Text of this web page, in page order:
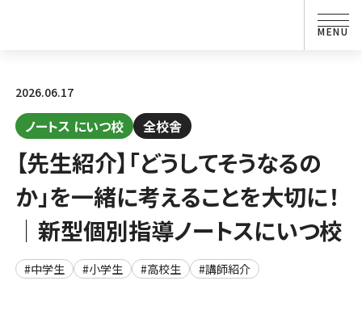
2026.06.17
ノートス にいつ校 全校舎
【先生紹介】「どうしてそうなるの
か」を一緒に考えることを大切に！
｜新型個別指導ノートスにいつ校
#中学生 #小学生 #高校生 #講師紹介